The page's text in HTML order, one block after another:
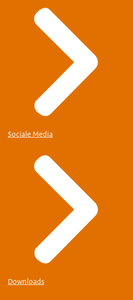
Sociale Media
Downloads